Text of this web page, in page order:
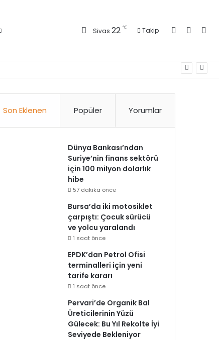
Sivas 22 ℃ Takip Kayıt Ol
Son Eklenen Popüler Yorumlar
Dünya Bankası’ndan
Suriye’nin finans sektörü
için 100 milyon dolarlık
hibe
57 dakika önce
Bursa’da iki motosiklet
çarpıştı: Çocuk sürücü
ve yolcu yaralandı
1 saat önce
EPDK’dan Petrol Ofisi
terminalleri için yeni
tarife kararı
1 saat önce
Pervari’de Organik Bal
Üreticilerinin Yüzü
Gülecek: Bu Yıl Rekolte İyi
Seviyede Bekleniyor